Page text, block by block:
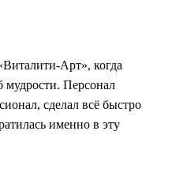
Арт», когда
мудрости. Персонал
сделал всё быстро
именно в эту